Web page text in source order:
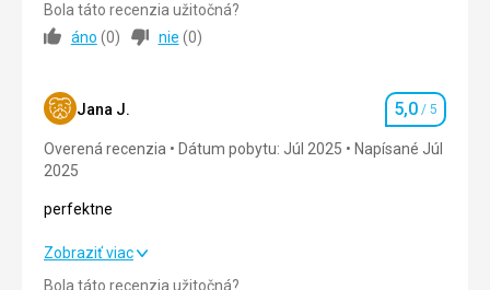
Strava
Okolie 5,0/ 5
Služby 5,0/ 5
Pláž
Plaze jakou kdo chce.Velke kemeny,male oblazky,pisek a k
Bola táto recenzia užitočná?
áno (0) nie (0)
Jana J. Hodnotenie
5,0 / 5
Overená recenzia Dátum pobytu: Júl 2025
Napísané Júl
2025
perfektne
perfektne
Zobraziť viac
Bola táto recenzia užitočná?